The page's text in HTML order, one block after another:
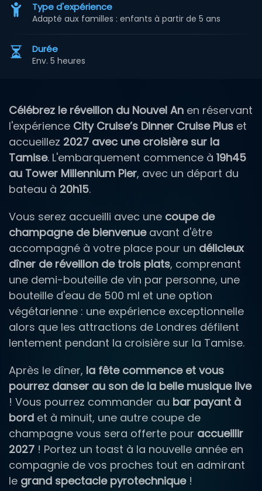
Type d'expérience
Adapté aux familles : enfants à partir de 5 ans
Durée
Env. 5 heures
Célébrez le réveillon du Nouvel An en réservant
l'expérience City Cruise’s Dinner Cruise Plus et
accueillez 2027 avec une croisière sur la
Tamise. L'embarquement commence à 19h45
au Tower Millennium Pier, avec un départ du
bateau à 20h15.
Vous serez accueilli avec une coupe de
champagne de bienvenueavant d'être
accompagné à votre place pour un délicieux
dîner de réveillon de trois plats, comprenant
une demi-bouteille de vin par personne, une
bouteille d'eau de 500 ml et une option
végétarienne : une expérience exceptionnelle
alors que les attractions de Londres défilent
lentement pendant la croisière sur la Tamise.
Après le dîner, la fête commence et vous
pourrez danser au son de la belle musique live
! Vous pourrez commander au bar payant à
bord et à minuit, une autre coupe de
champagne vous sera offerte pour accueillir
2027 ! Portez un toast à la nouvelle année en
compagnie de vos proches tout en admirant
le grand spectacle pyrotechnique!